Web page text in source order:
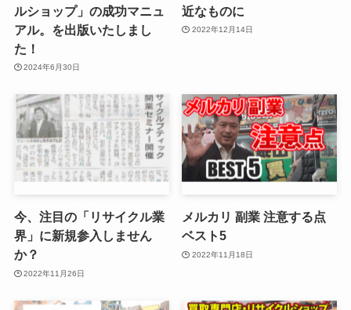
ルショップ」の成功マニュ
アル。を出版いたしまし
た！
2024年6月30日
近なものに
2022年12月14日
今、注目の「リサイクル業
界」に新規参入しません
か？
2022年11月26日
メルカリ 副業 注意する点
ベスト5
2022年11月18日